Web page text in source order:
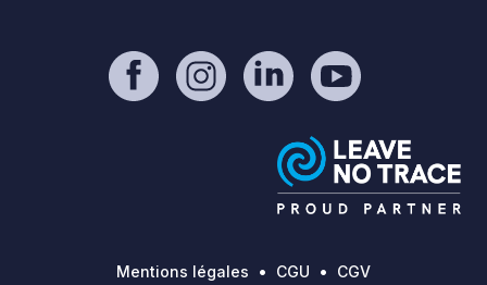
Mentions légales CGU CGV